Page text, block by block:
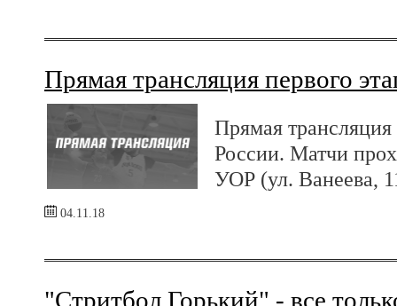
Прямая трансляция первого
Прямая
России. Матчи
УОР (ул. Ванеева,
04.11.18
"Стритбол Горький" - все